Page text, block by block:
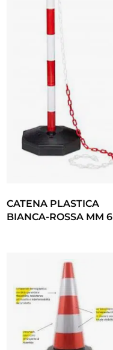
CATENA PLASTICA
BIANCA-ROSSA MM 6